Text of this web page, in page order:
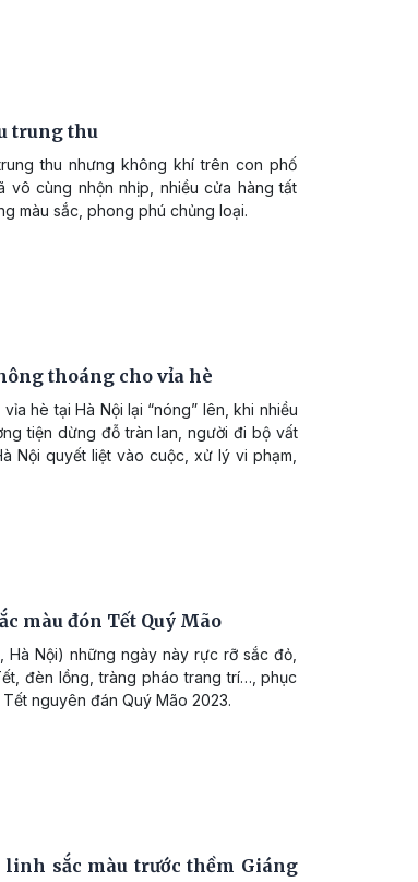
trung thu
thu nhưng không khí trên con phố
vô cùng nhộn nhịp, nhiều cửa hàng tất
màu sắc, phong phú chủng loại.
thoáng cho vỉa hè
hè tại Hà Nội lại “nóng” lên, khi nhiều
tiện dừng đỗ tràn lan, người đi bộ vất
Nội quyết liệt vào cuộc, xử lý vi phạm,
màu đón Tết Quý Mão
Hà Nội) những ngày này rực rỡ sắc đỏ,
đèn lồng, tràng pháo trang trí…, phục
nguyên đán Quý Mão 2023.
sắc màu trước thềm Giáng